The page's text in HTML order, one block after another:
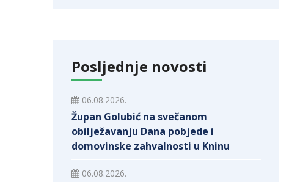
Posljednje novosti
06.08.2026.
Župan Golubić na svečanom
obilježavanju Dana pobjede i
domovinske zahvalnosti u Kninu
06.08.2026.